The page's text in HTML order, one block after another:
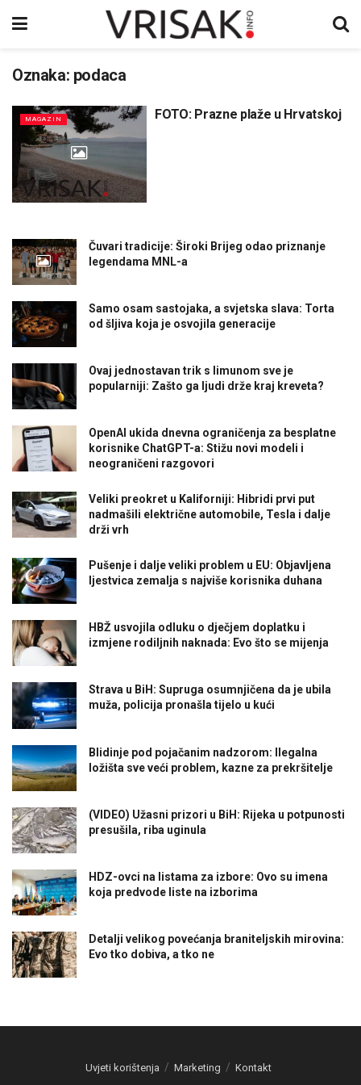
Oznaka: podaca
MAGAZIN FOTO: Prazne plaže u Hrvatskoj
Čuvari tradicije: Široki Brijeg odao priznanje
legendama MNL-a
Samo osam sastojaka, a svjetska slava: Torta
od šljiva koja je osvojila generacije
Ovaj jednostavan trik s limunom sve je
popularniji: Zašto ga ljudi drže kraj kreveta?
OpenAI ukida dnevna ograničenja za besplatne
korisnike ChatGPT-a: Stižu novi modeli i
neograničeni razgovori
Veliki preokret u Kaliforniji: Hibridi prvi put
nadmašili električne automobile, Tesla i dalje
drži vrh
Pušenje i dalje veliki problem u EU: Objavljena
ljestvica zemalja s najviše korisnika duhana
HBŽ usvojila odluku o dječjem doplatku i
izmjene rodiljnih naknada: Evo što se mijenja
Strava u BiH: Supruga osumnjičena da je ubila
muža, policija pronašla tijelo u kući
Blidinje pod pojačanim nadzorom: Ilegalna
ložišta sve veći problem, kazne za prekršitelje
(VIDEO) Užasni prizori u BiH: Rijeka u potpunosti
presušila, riba uginula
HDZ-ovci na listama za izbore: Ovo su imena
koja predvode liste na izborima
Detalji velikog povećanja braniteljskih mirovina:
Evo tko dobiva, a tko ne
Uvjeti korištenja Marketing Kontakt